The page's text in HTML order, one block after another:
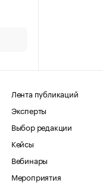
Лента публикаций
Эксперты
Выбор редакции
Кейсы
Вебинары
Мероприятия